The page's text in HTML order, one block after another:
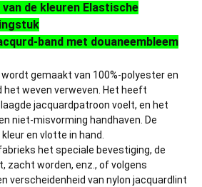
van de kleuren Elastische
band met douaneembleem
gemaakt van 100%-polyester en
weven verweven. Het heeft
jacquardpatroon voelt, en het
niet-misvorming handhaven. De
en vlotte in hand.
het speciale bevestiging, de
zacht worden, enz., of volgens
verscheidenheid van nylon jacquardlint